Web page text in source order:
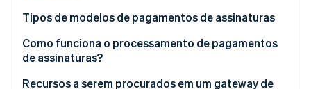
Stripe Sessions 2026
Veja como a Stripe está construindo a infraestrutura
Assista agora
Tipos de modelos de pagamentos de assinaturas
Como funciona o processamento de pagamentos
de assinaturas?
1. O cliente se registra
Recursos a serem procurados em um gateway de